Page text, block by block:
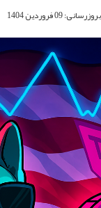
09 فروردین 1404